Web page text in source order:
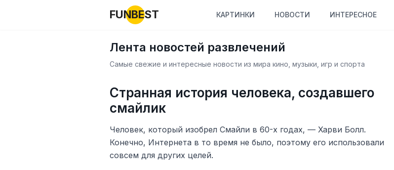
FUNBEST КАРТИНКИ НОВОСТИ ИНТЕРЕСНОЕ
Лента новостей развлечений
Самые свежие и интересные новости из мира кино, музыки, игр и спорта
Странная история человека, создавшего
смайлик
Человек, который изобрел Смайли в 60-х годах, — Харви Болл.
Конечно, Интернета в то время не было, поэтому его использовали
совсем для других целей.